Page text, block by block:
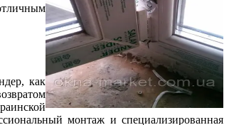
как
монтаж и специализированная